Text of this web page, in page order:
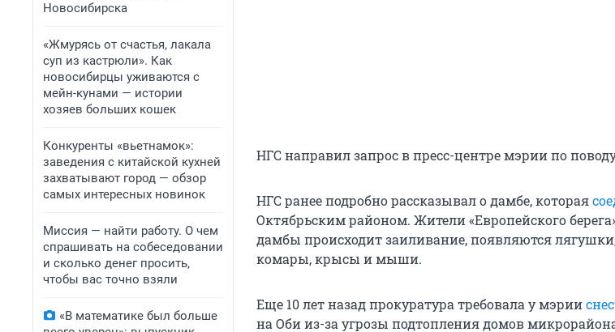
Новосибирска
«Жмурясь от счастья, лакала
суп из кастрюли». Как
новосибирцы уживаются с
мейн-кунами — истории
хозяев больших кошек
Конкуренты «вьетнамок»:
заведения с китайской кухней
захватывают город — обзор
самых интересных новинок
Миссия — найти работу. О чем
спрашивать на собеседовании
и сколько денег просить,
чтобы вас точно взяли
«В математике был больше
НГС направил запрос в пресс-центре мэрии по
НГС ранее подробно рассказывал о дамбе, которая
Октябрьским районом. Жители «Европейского
дамбы происходит заиливание, появляются
комары, крысы и мыши.
Еще 10 лет назад прокуратура требовала у мэрии
на Оби из-за угрозы подтопления домов